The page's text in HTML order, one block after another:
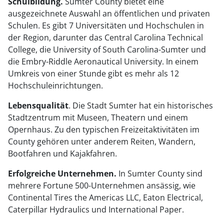
ausgezeichnete Auswahl an öffentlichen und privaten
Schulen. Es gibt 7 Universitäten und Hochschulen in
der Region, darunter das Central Carolina Technical
College, die University of South Carolina-Sumter und
die Embry-Riddle Aeronautical University. In einem
Umkreis von einer Stunde gibt es mehr als 12
Hochschuleinrichtungen.
Lebensqualität. Die Stadt Sumter hat ein historisches
Stadtzentrum mit Museen, Theatern und einem
Opernhaus. Zu den typischen Freizeitaktivitäten im
County gehören unter anderem Reiten, Wandern,
Bootfahren und Kajakfahren.
Erfolgreiche Unternehmen. In Sumter County sind
mehrere Fortune 500-Unternehmen ansässig, wie
Continental Tires the Americas LLC, Eaton Electrical,
Caterpillar Hydraulics und International Paper.